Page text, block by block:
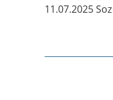
11.07.2025